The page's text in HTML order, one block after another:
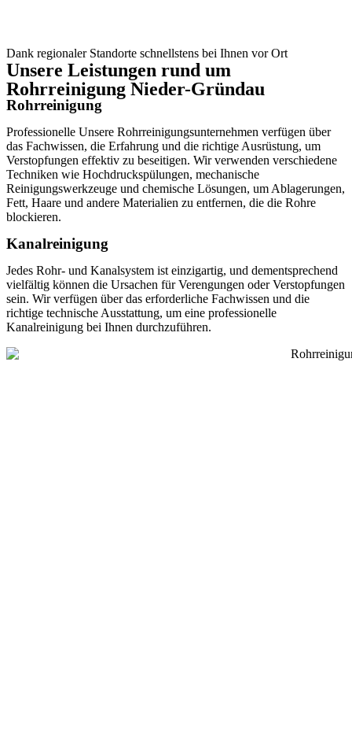
Dank regionaler Standorte schnellstens bei Ihnen vor Ort
Unsere Leistungen rund um
Rohrreinigung Nieder-Gründau
Rohrreinigung
Professionelle Unsere Rohrreinigungsunternehmen verfügen über
das Fachwissen, die Erfahrung und die richtige Ausrüstung, um
Verstopfungen effektiv zu beseitigen. Wir verwenden verschiedene
Techniken wie Hochdruckspülungen, mechanische
Reinigungswerkzeuge und chemische Lösungen, um Ablagerungen,
Fett, Haare und andere Materialien zu entfernen, die die Rohre
blockieren.
Kanalreinigung
Jedes Rohr- und Kanalsystem ist einzigartig, und dementsprechend
vielfältig können die Ursachen für Verengungen oder Verstopfungen
sein. Wir verfügen über das erforderliche Fachwissen und die
richtige technische Ausstattung, um eine professionelle
Kanalreinigung bei Ihnen durchzuführen.